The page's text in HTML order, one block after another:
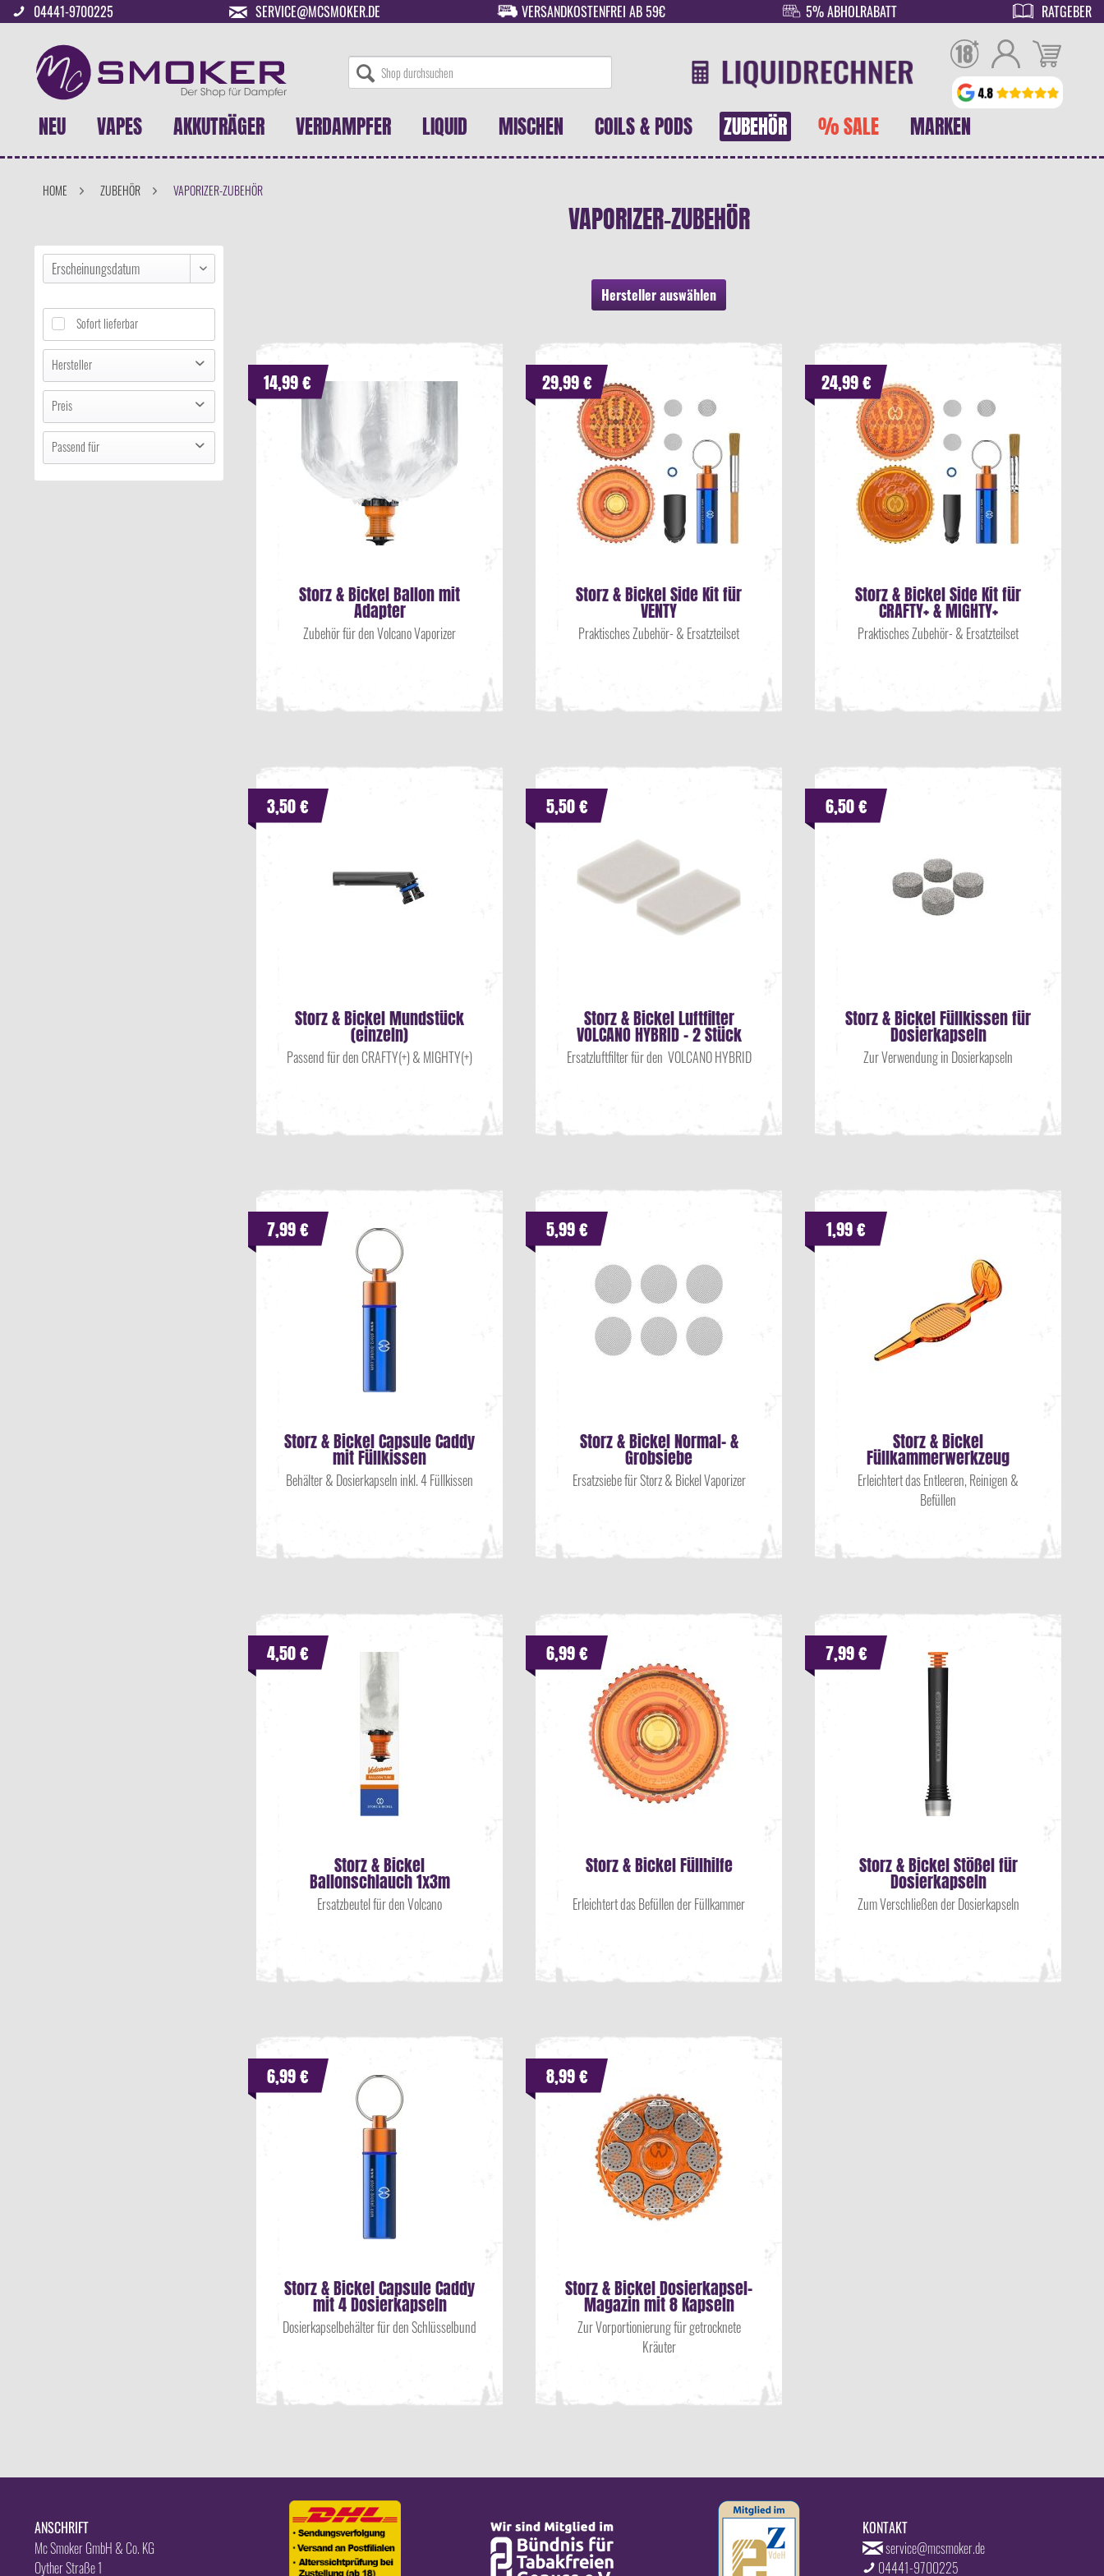
04441-9700225 SERVICE@MCSMOKER.DE VERSANDKOSTENFREI AB 59€ 5% ABHOLRABATT RATGEBER
NEU VAPES AKKUTRÄGER VERDAMPFER LIQUID MISCHEN COILS & PODS ZUBEHÖR % SALE MARKEN
HOME ZUBEHÖR VAPORIZER-ZUBEHÖR
Sofort lieferbar
Hersteller
Preis
von1,99 €bis29,99 €
Passend für
Storz & Bickel CRAFTY+(9)
VAPORIZER-ZUBEHÖR
Hersteller auswählen
Storz & Bickel Ballon mit
Adapter
Zubehör für den Volcano Vaporizer
14,99 €
Storz & Bickel Side Kit für
VENTY
Praktisches Zubehör- & Ersatzteilset
29,99 €
Storz & Bickel Side Kit für
CRAFTY+ & MIGHTY+
Praktisches Zubehör- & Ersatzteilset
24,99 €
Storz & Bickel Mundstück
(einzeln)
Passend für den CRAFTY(+) & MIGHTY(+)
3,50 €
Storz & Bickel Luftfilter
VOLCANO HYBRID - 2 Stück
Ersatzluftfilter für den VOLCANO HYBRID
5,50 €
Storz & Bickel Füllkissen für
Dosierkapseln
Zur Verwendung in Dosierkapseln
6,50 €
Storz & Bickel Capsule Caddy
mit Füllkissen
Behälter & Dosierkapseln inkl. 4 Füllkissen
7,99 €
Storz & Bickel Normal- &
Grobsiebe
Ersatzsiebe für Storz & Bickel Vaporizer
5,99 €
Storz & Bickel
Füllkammerwerkzeug
Erleichtert das Entleeren, Reinigen &
Befüllen
1,99 €
Storz & Bickel
Ballonschlauch 1x3m
Ersatzbeutel für den Volcano
4,50 €
Storz & Bickel Füllhilfe
Erleichtert das Befüllen der Füllkammer
6,99 €
Storz & Bickel Stößel für
Dosierkapseln
Zum Verschließen der Dosierkapseln
7,99 €
Storz & Bickel Capsule Caddy
mit 4 Dosierkapseln
Dosierkapselbehälter für den Schlüsselbund
6,99 €
Storz & Bickel Dosierkapsel-
Magazin mit 8 Kapseln
Zur Vorportionierung für getrocknete
Kräuter
8,99 €
ANSCHRIFT
Mc Smoker GmbH & Co. KG
Oyther Straße 1
KONTAKT
service@mcsmoker.de
04441-9700225